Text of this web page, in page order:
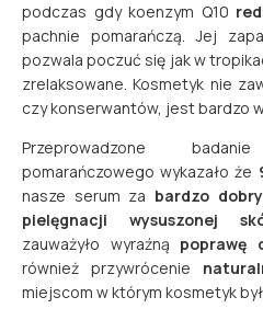
podczas gdy koenzym Q10
pachnie pomarańczą. Jej
pozwala poczuć się jak w
zrelaksowane. Kosmetyk nie
czy konserwantów, jest bardzo
Przeprowadzone
pomarańczowego wykazało że
nasze serum za bardzo
pielęgnacji wysuszonej
zauważyło wyraźną poprawę
również przywrócenie
miejscom w którym kosmetyk